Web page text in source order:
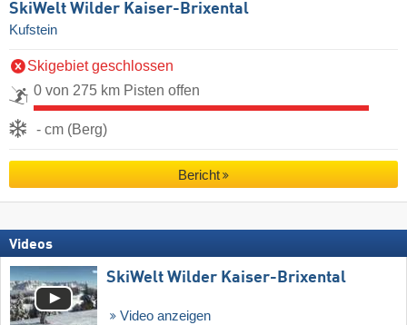
SkiWelt Wilder Kaiser-Brixental
Kufstein
Skigebiet geschlossen
0 von 275 km Pisten offen
- cm (Berg)
Bericht
Videos
SkiWelt Wilder Kaiser-Brixental
Video anzeigen